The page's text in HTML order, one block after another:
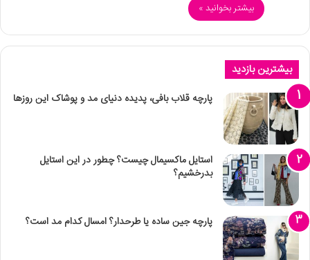
بیشتر بخوانید »
بیشترین بازدید
پارچه قلاب بافی، پدیده دنیای مد و پوشاک این روزها
استایل ماکسیمال چیست؟ چطور در این استایل
بدرخشیم؟
پارچه جین ساده یا طرحدار؟ امسال کدام مد است؟